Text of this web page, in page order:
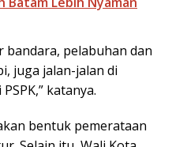
pelabuhan dan
juga jalan-jalan di
katanya.
bentuk pemerataan